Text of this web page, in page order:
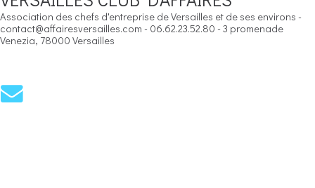
Association des chefs d'entreprise de Versailles et de ses environs -
contact@affairesversailles.com - 06.62.23.52.80 - 3 promenade
Venezia, 78000 Versailles